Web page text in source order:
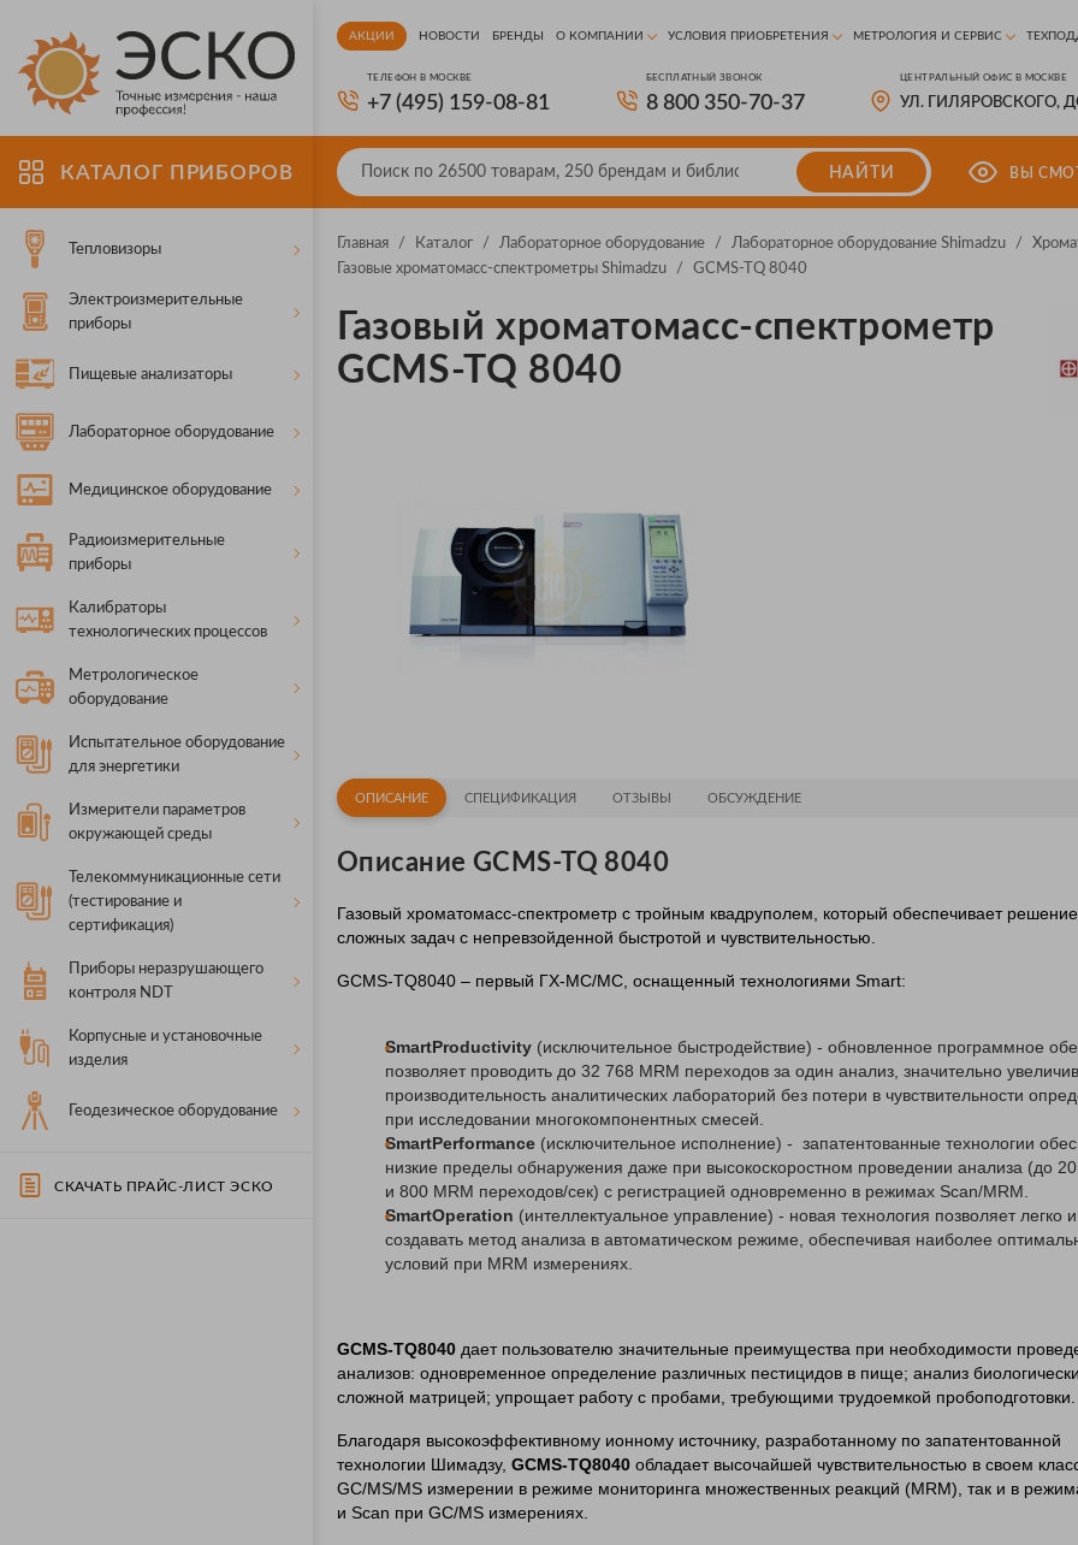
КАТАЛОГ ПРИБОРОВ
Тепловизоры
Электроизмерительные
приборы
Пищевые анализаторы
Лабораторное оборудование
Медицинское оборудование
Радиоизмерительные
приборы
Калибраторы
технологических процессов
Метрологическое
оборудование
Испытательное оборудование
для энергетики
Измерители параметров
окружающей среды
Телекоммуникационные сети
(тестирование и
сертификация)
Приборы неразрушающего
контроля NDT
Корпусные и установочные
изделия
Геодезическое оборудование
СКАЧАТЬ ПРАЙС-ЛИСТ ЭСКО
АКЦИИ НОВОСТИ БРЕНДЫ О КОМПАНИИ УСЛОВИЯ ПРИОБРЕТЕНИЯ МЕТРОЛОГИЯ И СЕРВИС
ТЕЛЕФОН В МОСКВЕ
+7 (495) 159-08-81
БЕСПЛАТНЫЙ ЗВОНОК
8 800 350-70-37
ЦЕНТРАЛЬНЫЙ ОФИС В МОСКВЕ
УЛ. ГИЛЯРОВСКОГО,
НАЙТИ ВЫ
Главная / Каталог / Лабораторное оборудование / Лабораторное оборудование Shimadzu /
Газовые хроматомасс-спектрометры Shimadzu
/ GCMS-TQ 8040
Газовый хроматомасс-спектрометр
GCMS-TQ 8040
ОПИСАНИЕ СПЕЦИФИКАЦИЯ ОТЗЫВЫ ОБСУЖДЕНИЕ
Описание GCMS-TQ 8040
Газовый хроматомасс-спектрометр с тройным квадруполем, который обеспечивает
сложных задач с непревзойденной быстротой и чувствительностью.
GCMS-TQ8040 – первый ГХ-МС/МС, оснащенный технологиями Smart:
SmartProductivity (исключительное быстродействие) - обновленное программное
позволяет проводить до 32 768 MRM переходов за один анализ, значительно
производительность аналитических лабораторий без потери в чувствительности
при исследовании многокомпонентных смесей.
SmartPerformance (исключительное исполнение) - запатентованные технологии
низкие пределы обнаружения даже при высокоскоростном проведении анализа (до
и 800 MRM переходов/сек) с регистрацией одновременно в режимах Scan/MRM.
SmartOperation (интеллектуальное управление) - новая технология позволяет легко
создавать метод анализа в автоматическом режиме, обеспечивая наиболее
условий при MRM измерениях.
GCMS-TQ8040 дает пользователю значительные преимущества при необходимости
анализов: одновременное определение различных пестицидов в пище; анализ
сложной матрицей; упрощает работу с пробами, требующими трудоемкой пробоподготовки.
Благодаря высокоэффективному ионному источнику, разработанному по запатентованной
технологии Шимадзу, GCMS-TQ8040 обладает высочайшей чувствительностью в своем
GC/MS/MS измерении в режиме мониторинга множественных реакций (MRM), так и в
и Scan при GC/MS измерениях.